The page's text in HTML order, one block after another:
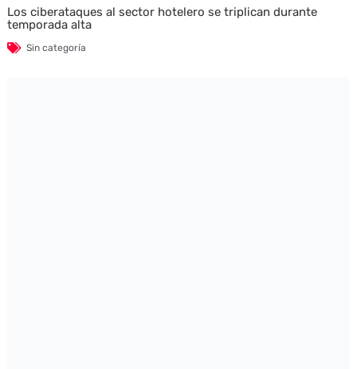
Los ciberataques al sector hotelero se triplican durante
temporada alta
Sin categoría